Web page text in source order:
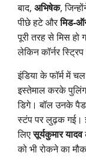
बाद, अभिषेक,
पीछे हटे औरमिड-
पूरी तरह से मिस
लेकिन कॉर्नर
इंडिया के फॉर्म में
इस्तेमाल करके
डिगे। बॉल उनके
स्टंप पर लुढ़क गई।
लिएसूर्यकुमार यादव
को भी रोकने का